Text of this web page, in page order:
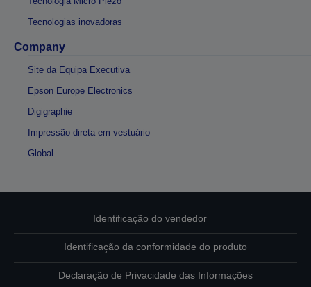
Tecnologias inovadoras
Company
Site da Equipa Executiva
Epson Europe Electronics
Digigraphie
Impressão direta em vestuário
Global
Identificação do vendedor
Identificação da conformidade do produto
Declaração de Privacidade das Informações